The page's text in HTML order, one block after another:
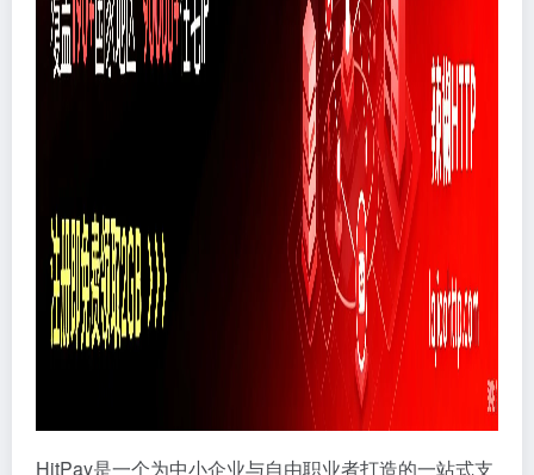
HitPay是一个为中小企业与自由职业者打造的一站式支